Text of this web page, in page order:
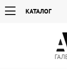
КАТАЛОГ